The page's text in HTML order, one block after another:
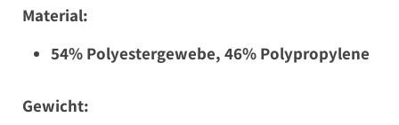
Material:
54% Polyestergewebe, 46% Polypropylene
Gewicht: